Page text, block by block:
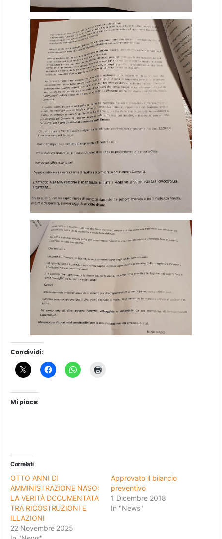
Condividi:
Mi piace:
Correlati
OTTO ANNI DI
AMMINISTRAZIONE NASO:
LA VERITÀ DOCUMENTATA
TRA RICOSTRUZIONI E
ILLAZIONI
22 Novembre 2025
Approvato il bilancio
preventivo
1 Dicembre 2018
In "News"